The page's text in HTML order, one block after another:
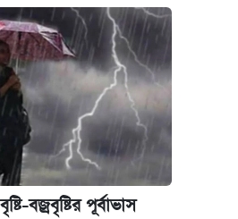
বজ্রবৃষ্টির পূর্বাভাস